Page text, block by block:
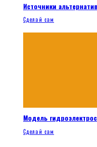
Источники
Сделай сам
Модель
Сделай сам